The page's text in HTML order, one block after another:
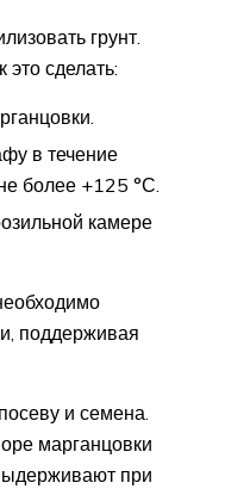
грунт.
это сделать:
в течение
более +125 °С.
камере
поддерживая
и семена.
марганцовки
при